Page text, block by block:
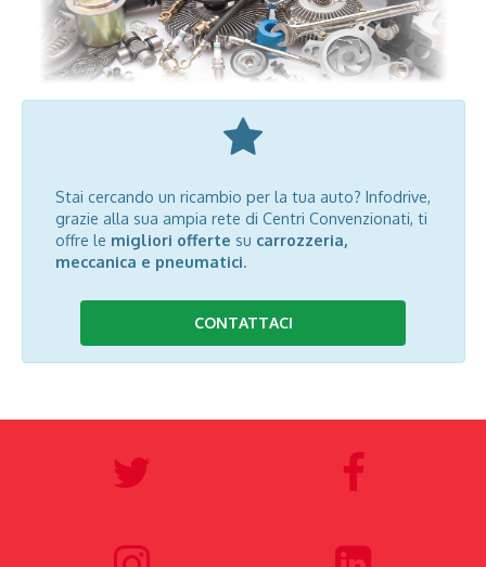
Stai cercando un ricambio per la tua auto? Infodrive,
grazie alla sua ampia rete di Centri Convenzionati, ti
offre le migliori offerte su carrozzeria,
meccanica e pneumatici.
CONTATTACI